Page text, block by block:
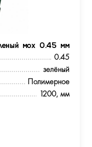
мох 0.45 мм
0.45
зелёный
Полимерное
1200, мм